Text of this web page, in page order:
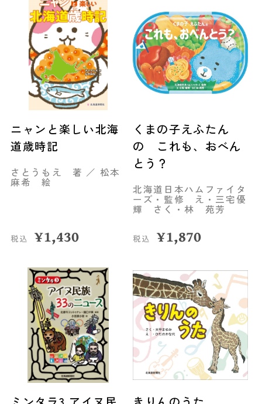
ニャンと楽しい北海
道歳時記
さとうもえ 著 ／ 松本
麻希 絵
税込 ¥1,430
くまの子えふたん
の これも、おべん
とう？
北海道日本ハムファイタ
ーズ・監修 え・三宅優
輝 さく・林 苑芳
税込 ¥1,870